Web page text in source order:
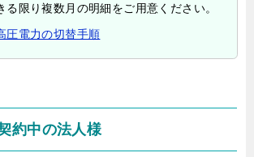
る限り複数月の明細をご用意ください。
圧電力の切替手順
約中の法人様